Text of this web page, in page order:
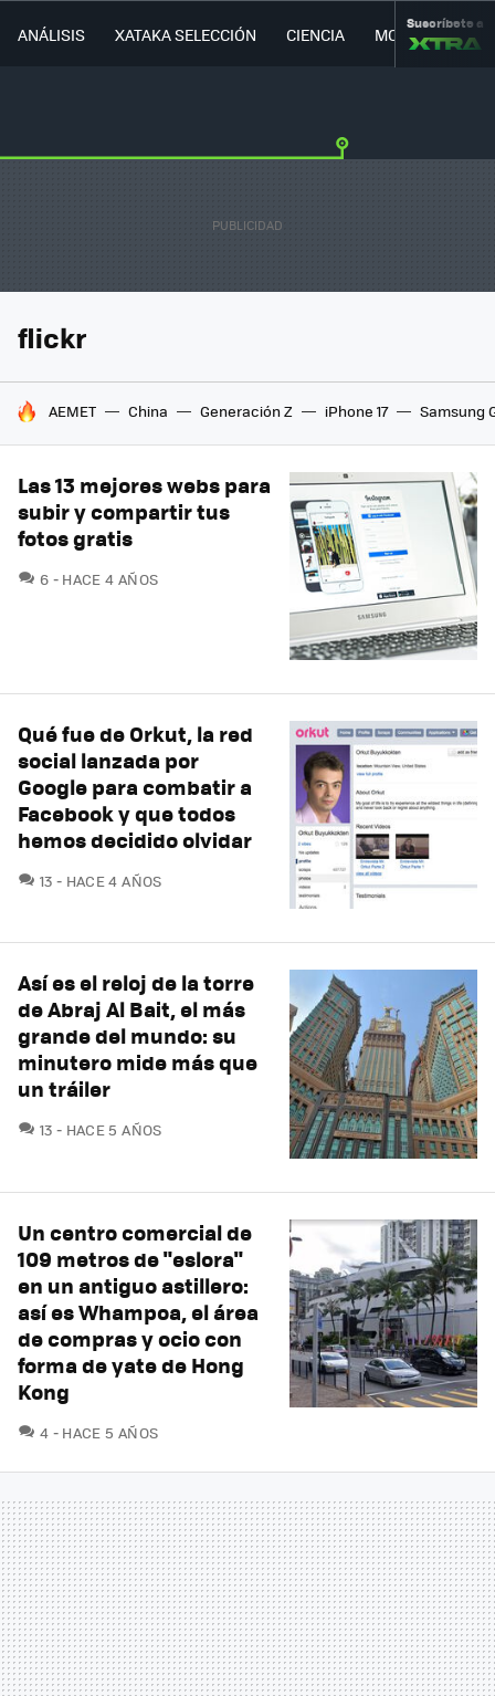
ANÁLISIS XATAKA SELECCIÓN CIENCIA MOVILIDAD
Suscríbete a
flickr
HOY SE HABLA DE
AEMET China Generación Z iPhone 17 Samsung
Las 13 mejores webs para
subir y compartir tus
fotos gratis
6 COMENTARIOS
HACE 4 AÑOS
Qué fue de Orkut, la red
social lanzada por
Google para combatir a
Facebook y que todos
hemos decidido olvidar
13 COMENTARIOS
HACE 4 AÑOS
Así es el reloj de la torre
de Abraj Al Bait, el más
grande del mundo: su
minutero mide más que
un tráiler
13 COMENTARIOS
HACE 5 AÑOS
Un centro comercial de
109 metros de "eslora"
en un antiguo astillero:
así es Whampoa, el área
de compras y ocio con
forma de yate de Hong
Kong
4 COMENTARIOS
HACE 5 AÑOS